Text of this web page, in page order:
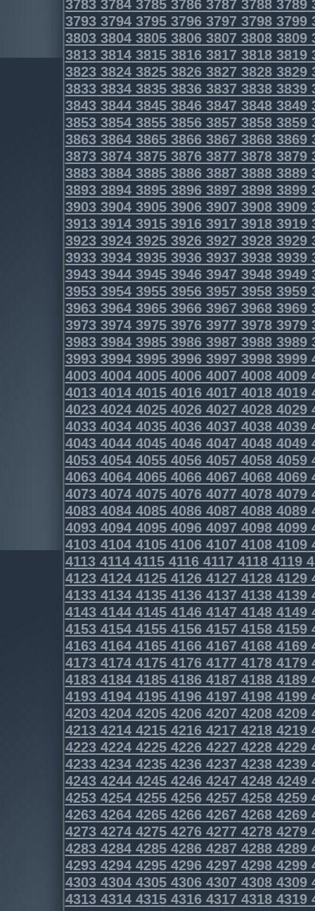
3783378437853786378737883789
3793379437953796379737983799
3803380438053806380738083809
3813381438153816381738183819
3823382438253826382738283829
3833383438353836383738383839
3843384438453846384738483849
3853385438553856385738583859
3863386438653866386738683869
3873387438753876387738783879
3883388438853886388738883889
3893389438953896389738983899
3903390439053906390739083909
3913391439153916391739183919
3923392439253926392739283929
3933393439353936393739383939
3943394439453946394739483949
3953395439553956395739583959
3963396439653966396739683969
3973397439753976397739783979
3983398439853986398739883989
3993399439953996399739983999
4003400440054006400740084009
4013401440154016401740184019
4023402440254026402740284029
4033403440354036403740384039
4043404440454046404740484049
4053405440554056405740584059
4063406440654066406740684069
4073407440754076407740784079
4083408440854086408740884089
4093409440954096409740984099
4103410441054106410741084109
4113411441154116411741184119
4123412441254126412741284129
4133413441354136413741384139
4143414441454146414741484149
4153415441554156415741584159
4163416441654166416741684169
4173417441754176417741784179
4183418441854186418741884189
4193419441954196419741984199
4203420442054206420742084209
4213421442154216421742184219
4223422442254226422742284229
4233423442354236423742384239
4243424442454246424742484249
4253425442554256425742584259
4263426442654266426742684269
4273427442754276427742784279
4283428442854286428742884289
4293429442954296429742984299
4303430443054306430743084309
4313431443154316431743184319